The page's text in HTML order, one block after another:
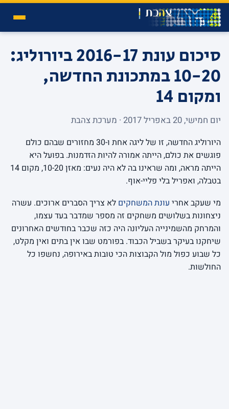
סיכום עונת 2016-17 ביורוליג:
10-20 במתכונת החדשה,
ומקום 14
יום חמישי, 20 באפריל 2017 · מערכת צהבת
היורוליג החדשה, זו של ליגה אחת ו-30 מחזורים שבהם כולם
פוגשים את כולם, הייתה אמורה להיות הזדמנות. בפועל היא
הייתה מראה, ומה שראינו בה לא היה נעים: מאזן 10-20, מקום 14
בטבלה, ואפריל בלי פליי-אוף.
מי שעקב אחרי עונת המשחקים לא צריך הסברים ארוכים. עשרה
ניצחונות בשלושים משחקים זה מספר שמדבר בעד עצמו,
והמרחק מהשמינייה העליונה היה כזה שכבר בחודשים האחרונים
שיחקנו בעיקר בשביל הכבוד. בפורמט שבו אין בתים ואין מקלט,
כל שבוע כפול מול הקבוצות הכי טובות באירופה, נחשפו כל
החולשות.